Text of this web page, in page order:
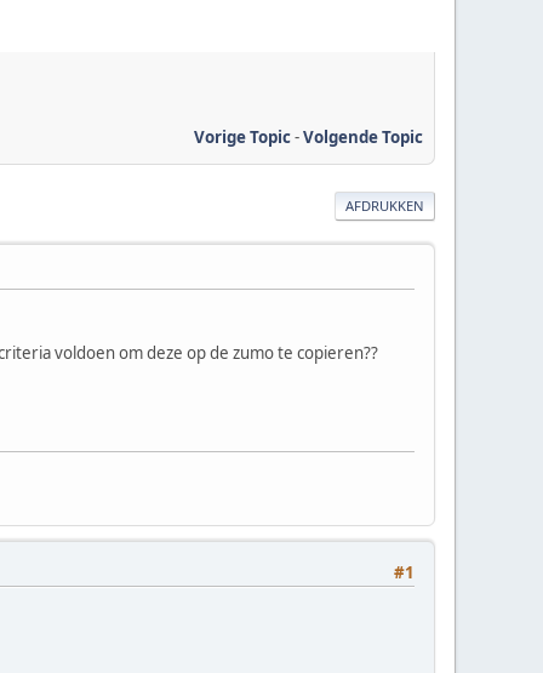
Vorige Topic-Volgende Topic
AFDRUKKEN
voldoen om deze op de zumo te copieren??
#1